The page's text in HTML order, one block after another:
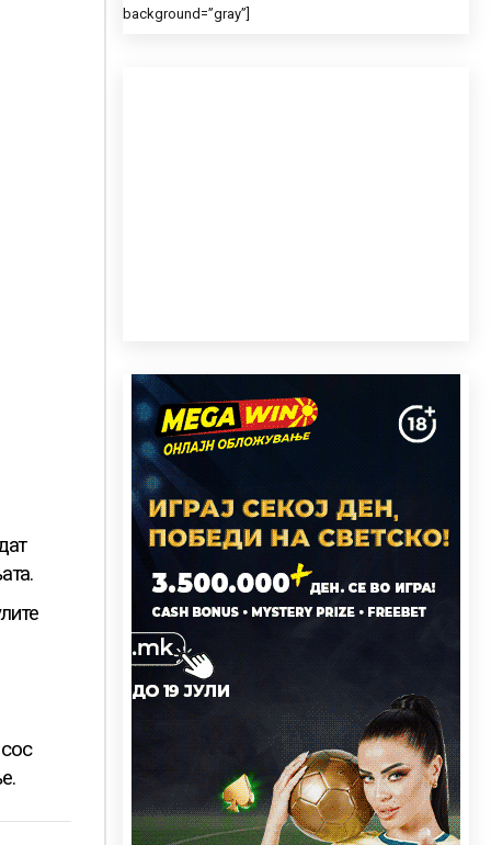
background=”gray”]